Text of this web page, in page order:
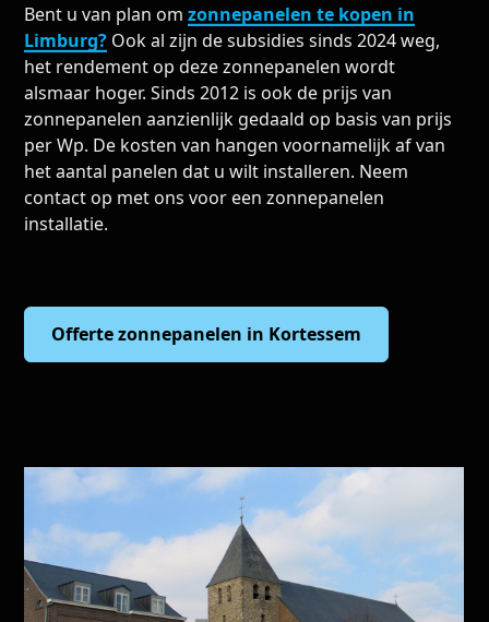
Bent u van plan omzonnepanelen te kopen in
Limburg? Ook al zijn de subsidies sinds 2024 weg,
het rendement op deze zonnepanelen wordt
alsmaar hoger. Sinds 2012 is ook de prijs van
zonnepanelen aanzienlijk gedaald op basis van prijs
per Wp. De kosten van hangen voornamelijk af van
het aantal panelen dat u wilt installeren. Neem
contact op met ons voor een zonnepanelen
installatie.
Offerte zonnepanelen in Kortessem